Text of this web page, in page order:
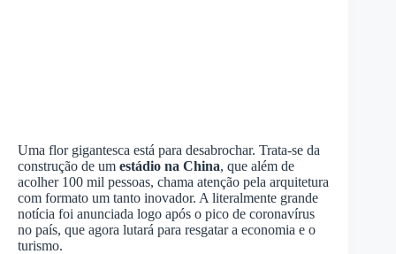
Uma flor gigantesca está para desabrochar. Trata-se da
construção de um estádio na China, que além de
acolher 100 mil pessoas, chama atenção pela arquitetura
com formato um tanto inovador. A literalmente grande
notícia foi anunciada logo após o pico de coronavírus
no país, que agora lutará para resgatar a economia e o
turismo.